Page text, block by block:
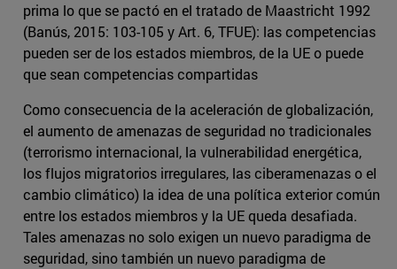
prima lo que se pactó en el tratado de Maastricht 1992
(Banús, 2015: 103-105 y Art. 6, TFUE): las competencias
pueden ser de los estados miembros, de la UE o puede
que sean competencias compartidas
Como consecuencia de la aceleración de globalización,
el aumento de amenazas de seguridad no tradicionales
(terrorismo internacional, la vulnerabilidad energética,
los flujos migratorios irregulares, las ciberamenazas o el
cambio climático) la idea de una política exterior común
entre los estados miembros y la UE queda desafiada.
Tales amenazas no solo exigen un nuevo paradigma de
seguridad, sino también un nuevo paradigma de